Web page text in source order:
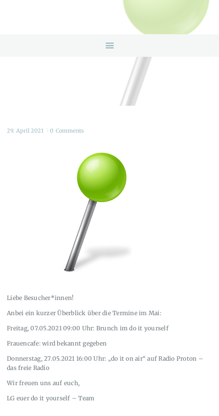
29. April 2021 0 Comments
Liebe Besucher*innen!
Anbei ein kurzer Überblick über die Termine im Mai:
Freitag, 07.05.2021 09:00 Uhr: Brunch im do it yourself
Frauencafe: wird bekannt gegeben
Donnerstag, 27.05.2021 16:00 Uhr: „do it on air“ auf Radio Proton –
das freie Radio
Wir freuen uns auf euch,
LG euer do it yourself – Team